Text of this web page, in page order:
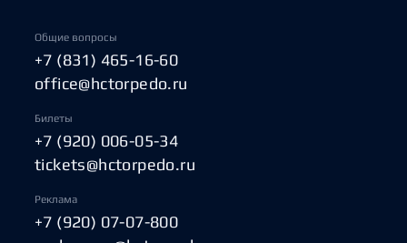
Общие вопросы
+7 (831) 465-16-60
office@hctorpedo.ru
Билеты
+7 (920) 006-05-34
tickets@hctorpedo.ru
Реклама
+7 (920) 07-07-800